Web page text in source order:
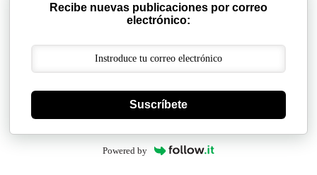
Recibe nuevas publicaciones por correo
electrónico:
Suscríbete
Powered by